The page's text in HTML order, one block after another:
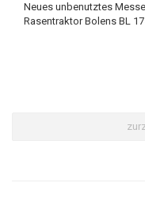
Neues unbenutztes
Rasentraktor Bolens BL